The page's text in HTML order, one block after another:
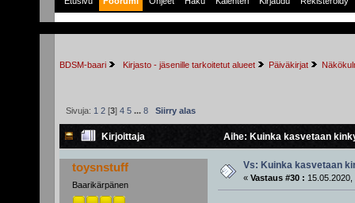
BDSM-baari Kirjasto - jäsenille tarkoitetut alueet Päiväkirjat
Sivuja: 1 2[3] 4 5 ... 8 Siirry alas
Kirjoittaja Aihe: Kuinka kasvetaan
toysnstuff
Baarikärpänen
Vs: Kuinka kasvetaan
« Vastaus #30 : 15.05.2020,